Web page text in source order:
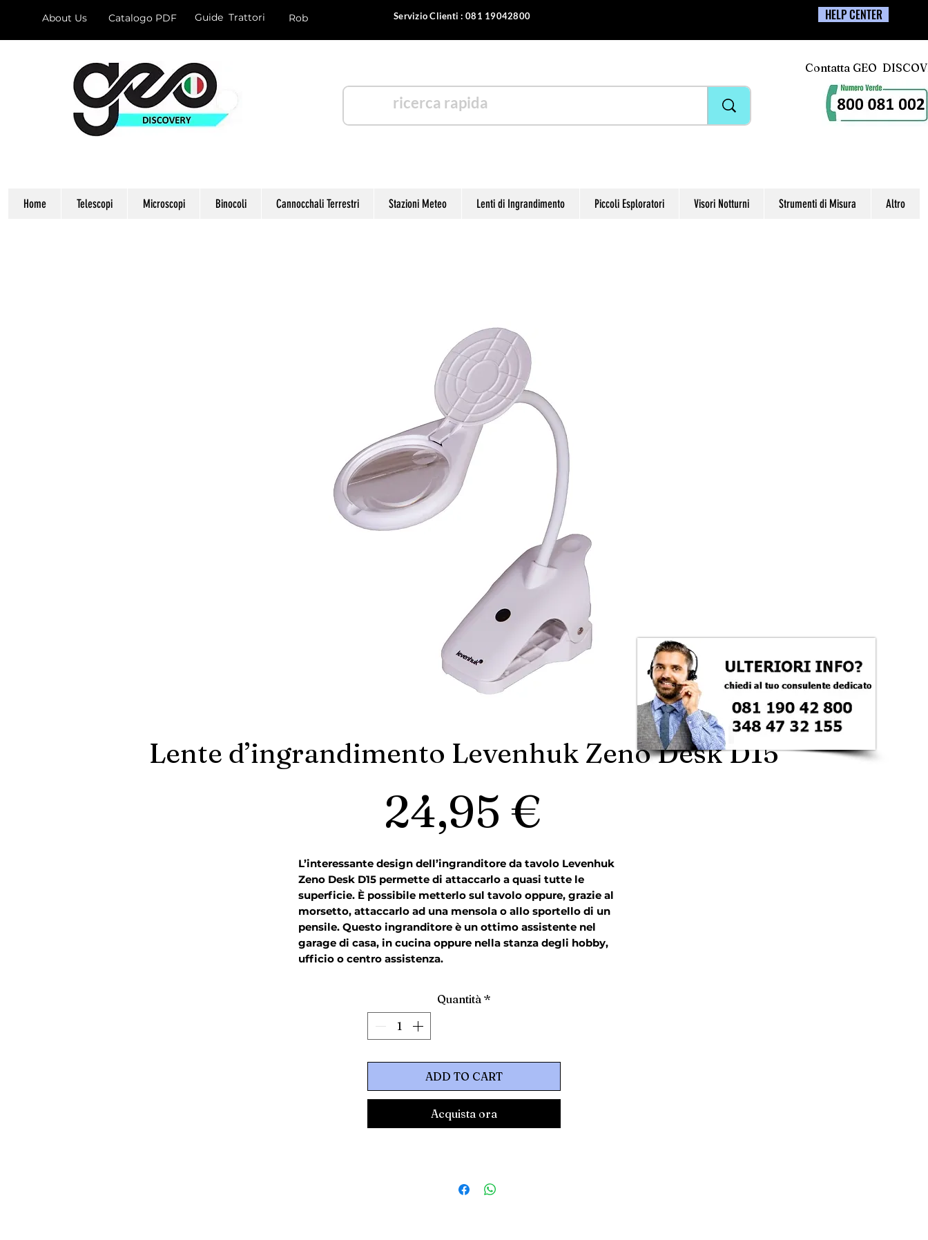
About Us Catalogo PDF Robotica
Guide Trattori Servizio Clienti : 081 19042800 HELP CENTER
Contatta GEO
Home Telescopi Microscopi Binocoli Cannocchali Terrestri Stazioni Meteo Lenti di Ingrandimento Piccoli Esploratori Visori Notturni Strumenti di Misura Altro
Lente d’ingrandimento Levenhuk Zeno Desk D15
24,95 €
L’interessante design dell’ingranditore da tavolo Levenhuk
Zeno Desk D15 permette di attaccarlo a quasi tutte le
superficie. È possibile metterlo sul tavolo oppure, grazie al
morsetto, attaccarlo ad una mensola o allo sportello di un
pensile. Questo ingranditore è un ottimo assistente nel
garage di casa, in cucina oppure nella stanza degli hobby,
ufficio o centro assistenza.
Quantità *
ADD TO CART
Acquista ora